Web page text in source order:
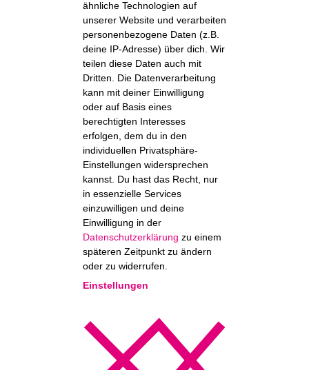
ähnliche Technologien auf
unserer Website und verarbeiten
personenbezogene Daten (z.B.
deine IP-Adresse) über dich. Wir
teilen diese Daten auch mit
Dritten. Die Datenverarbeitung
kann mit deiner Einwilligung
oder auf Basis eines
berechtigten Interesses
erfolgen, dem du in den
individuellen Privatsphäre-
Einstellungen widersprechen
kannst. Du hast das Recht, nur
in essenzielle Services
einzuwilligen und deine
Einwilligung in der
Datenschutzerklärung zu einem
späteren Zeitpunkt zu ändern
oder zu widerrufen.
Einstellungen